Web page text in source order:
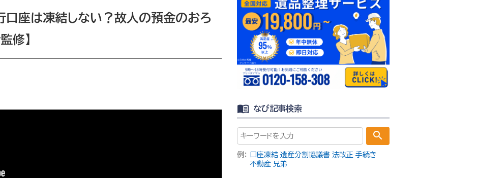
口座は凍結しない？故人の預金のおろ
修】
なび記事検索
search
例： 口座凍結 遺産分割協議書 法改正 手続き
不動産 兄弟